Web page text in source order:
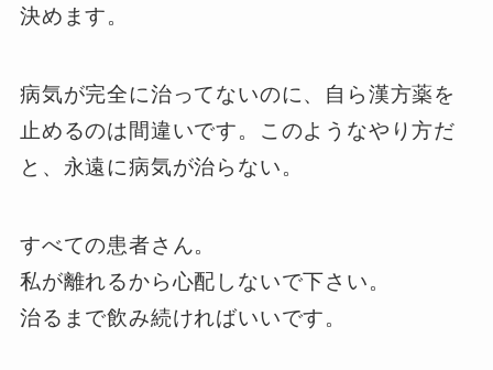
決めます。
病気が完全に治ってないのに、自ら漢方薬を
止めるのは間違いです。このようなやり方だ
と、永遠に病気が治らない。
すべての患者さん。
私が離れるから心配しないで下さい。
治るまで飲み続ければいいです。